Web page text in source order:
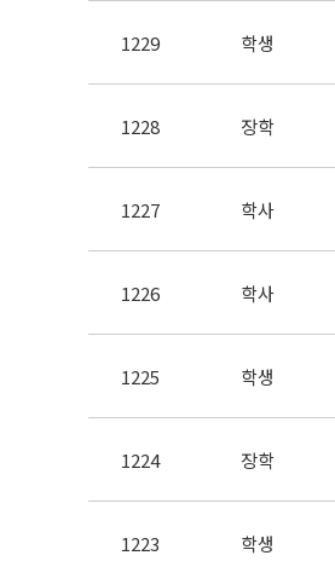
1229 학생
1228 장학
1227 학사
1226 학사
1225 학생
1224 장학
1223 학생